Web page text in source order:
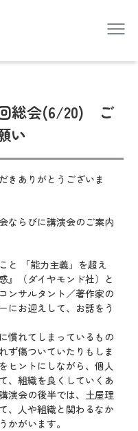
回総会(6/20) ご
い
きありがとうございま
ならびに講演会のご案内
と 「能力主義」を超え
』（ダイヤモンド社）と
ンサルタント／著作家の
にお迎えして、お話をう
慣れてしまっているもの
ず傷ついていたりもしま
ヒントにしながら、個人
、組織を良くしていくあ
演会の後半では、土屋理
、人や組織と関わるなか
かがいます。